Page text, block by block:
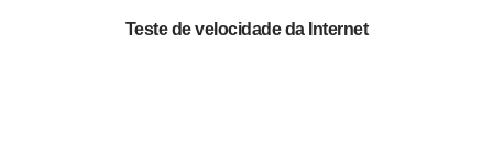
Teste de velocidade da Internet